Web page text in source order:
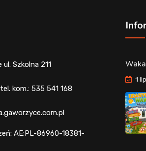
Szkolna 211
kom.: 535 541 168
AE:PL-86960-18381-
1